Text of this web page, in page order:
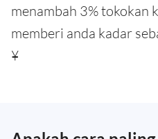
menambah 3% tokokan
memberi anda kadar
¥